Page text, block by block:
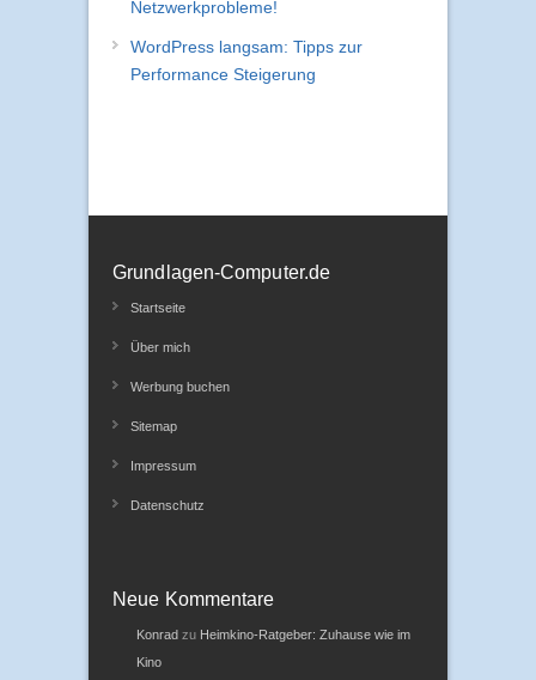
Netzwerkprobleme!
WordPress langsam: Tipps zur
Performance Steigerung
Grundlagen-Computer.de
Startseite
Über mich
Werbung buchen
Sitemap
Impressum
Datenschutz
Neue Kommentare
Konrad zu Heimkino-Ratgeber: Zuhause wie im
Kino